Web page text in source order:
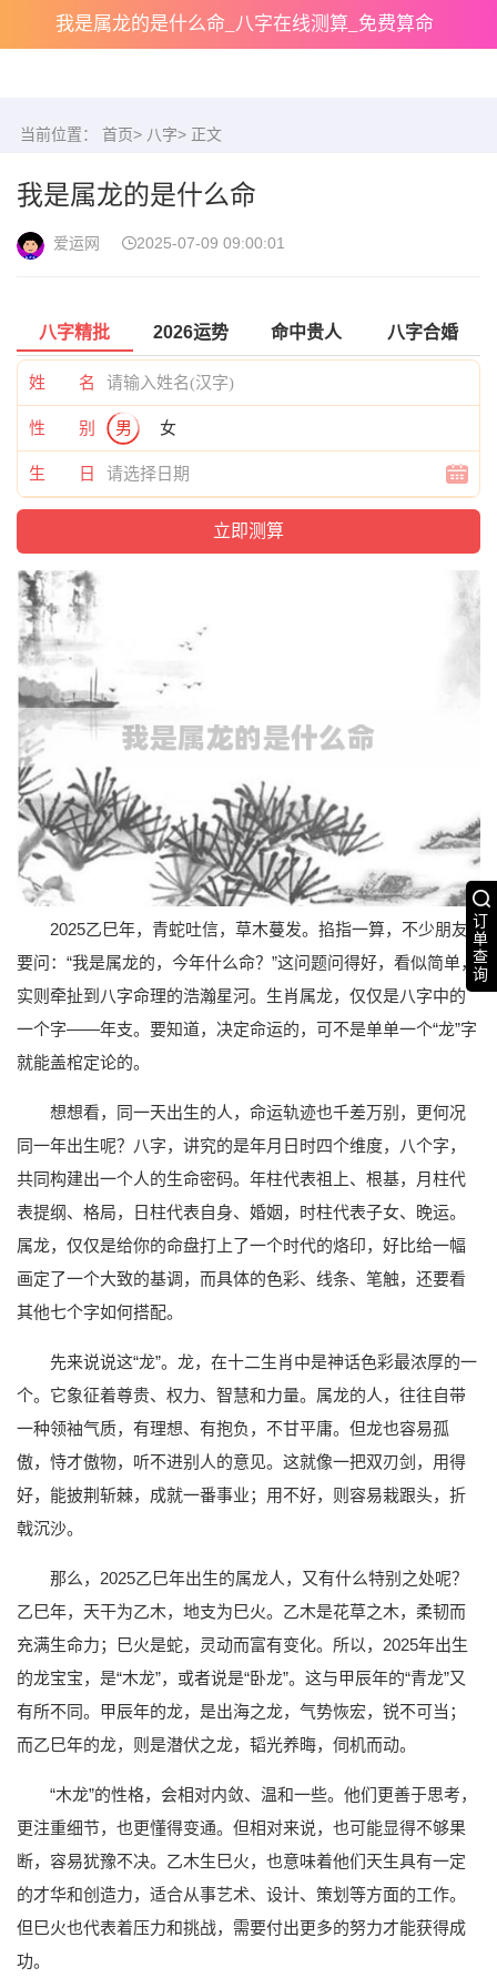
我是属龙的是什么命_八字在线测算_免费算命
订
单
查
询
当前位置： 首页> 八字> 正文
我是属龙的是什么命
爱运网 2025-07-09 09:00:01
八字精批 2026运势 命中贵人 八字合婚
姓 名
性 别 男 女
生 日
2025乙巳年，青蛇吐信，草木蔓发。掐指一算，不少朋友
要问：“我是属龙的，今年什么命？”这问题问得好，看似简单，
实则牵扯到八字命理的浩瀚星河。生肖属龙，仅仅是八字中的
一个字——年支。要知道，决定命运的，可不是单单一个“龙”字
就能盖棺定论的。
想想看，同一天出生的人，命运轨迹也千差万别，更何况
同一年出生呢？八字，讲究的是年月日时四个维度，八个字，
共同构建出一个人的生命密码。年柱代表祖上、根基，月柱代
表提纲、格局，日柱代表自身、婚姻，时柱代表子女、晚运。
属龙，仅仅是给你的命盘打上了一个时代的烙印，好比给一幅
画定了一个大致的基调，而具体的色彩、线条、笔触，还要看
其他七个字如何搭配。
先来说说这“龙”。龙，在十二生肖中是神话色彩最浓厚的一
个。它象征着尊贵、权力、智慧和力量。属龙的人，往往自带
一种领袖气质，有理想、有抱负，不甘平庸。但龙也容易孤
傲，恃才傲物，听不进别人的意见。这就像一把双刃剑，用得
好，能披荆斩棘，成就一番事业；用不好，则容易栽跟头，折
戟沉沙。
那么，2025乙巳年出生的属龙人，又有什么特别之处呢？
乙巳年，天干为乙木，地支为巳火。乙木是花草之木，柔韧而
充满生命力；巳火是蛇，灵动而富有变化。所以，2025年出生
的龙宝宝，是“木龙”，或者说是“卧龙”。这与甲辰年的“青龙”又
有所不同。甲辰年的龙，是出海之龙，气势恢宏，锐不可当；
而乙巳年的龙，则是潜伏之龙，韬光养晦，伺机而动。
“木龙”的性格，会相对内敛、温和一些。他们更善于思考，
更注重细节，也更懂得变通。但相对来说，也可能显得不够果
断，容易犹豫不决。乙木生巳火，也意味着他们天生具有一定
的才华和创造力，适合从事艺术、设计、策划等方面的工作。
但巳火也代表着压力和挑战，需要付出更多的努力才能获得成
功。